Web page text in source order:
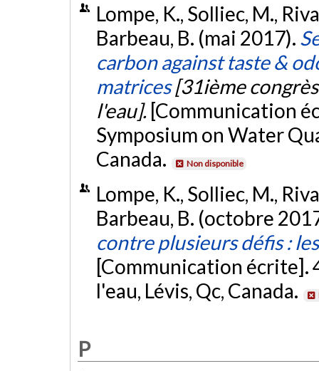
Lompe, K., Solliec, M.,
Barbeau, B. (mai 2017).
carbon against taste &
matrices[31ième
l'eau]. [Communication
Symposium on Water
Canada.
Non disponible
Lompe, K., Solliec, M.,
Barbeau, B. (octobre
contre plusieurs défis :
[Communication écrite].
l'eau, Lévis, Qc, Canada.
P